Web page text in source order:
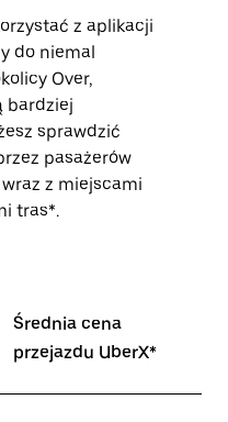
z aplikacji
do niemal
Over,
bardziej
sprawdzić
pasażerów
z miejscami
tras*.
Średnia cena
przejazdu UberX*